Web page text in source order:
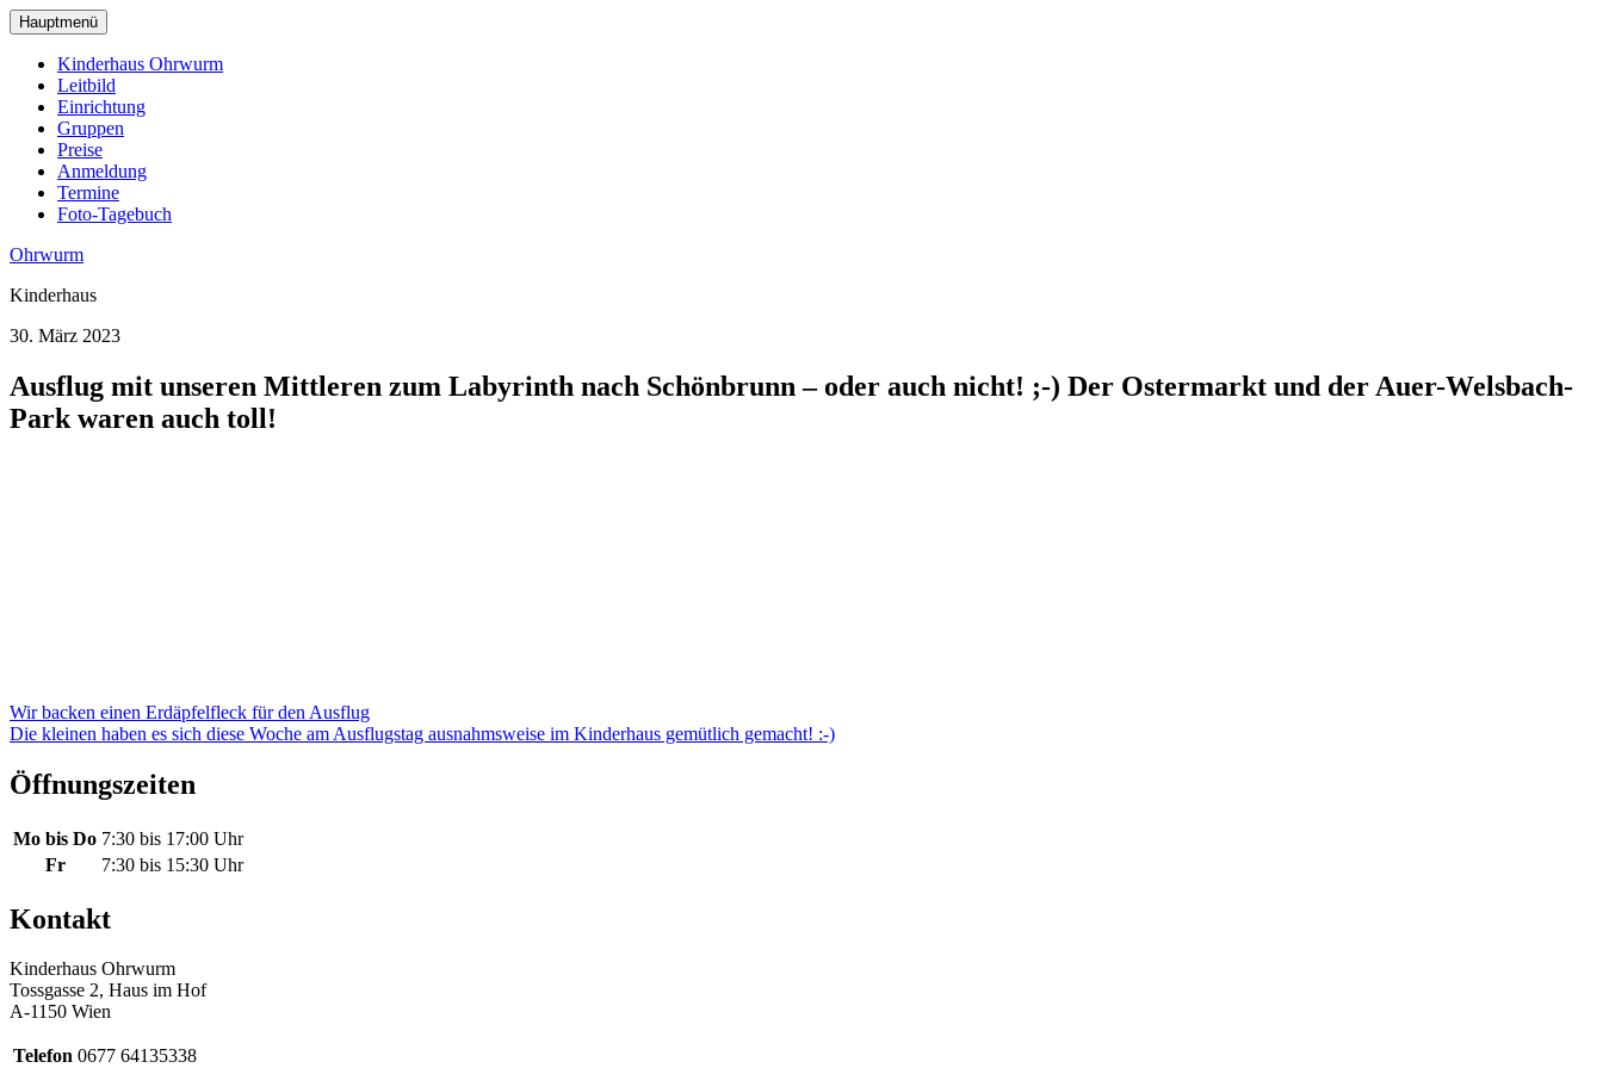
zum
Hauptinhalt
wechseln
Hauptmenü
Kinderhaus Ohrwurm
Leitbild
Einrichtung
Gruppen
Preise
Anmeldung
Termine
Foto-Tagebuch
Ohrwurm
Kinderhaus
30. März 2023
Ausflug mit unseren Mittleren zum Labyrinth nach Schönbrunn – oder auch nicht! ;-) Der Ostermarkt und der Auer-Welsbach-
Park waren auch toll!
Beitragsnavigation
Wir backen einen Erdäpfelfleck für den Ausflug
Die kleinen haben es sich diese Woche am Ausflugstag ausnahmsweise im Kinderhaus gemütlich gemacht! :-)
Öffnungszeiten
Mo bis Do 7:30 bis 17:00 Uhr
Fr
7:30 bis 15:30 Uhr
Kontakt
Kinderhaus Ohrwurm
Tossgasse 2, Haus im Hof
A-1150 Wien
Telefon 0677 64135338